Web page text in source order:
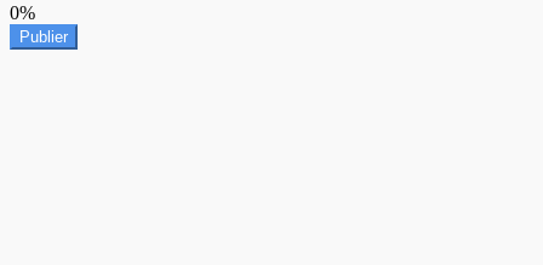
0%
Publier